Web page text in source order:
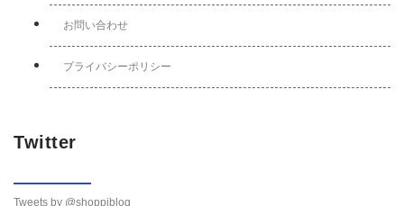
お問い合わせ
プライバシーポリシー
Twitter
Tweets by @shoppiblog